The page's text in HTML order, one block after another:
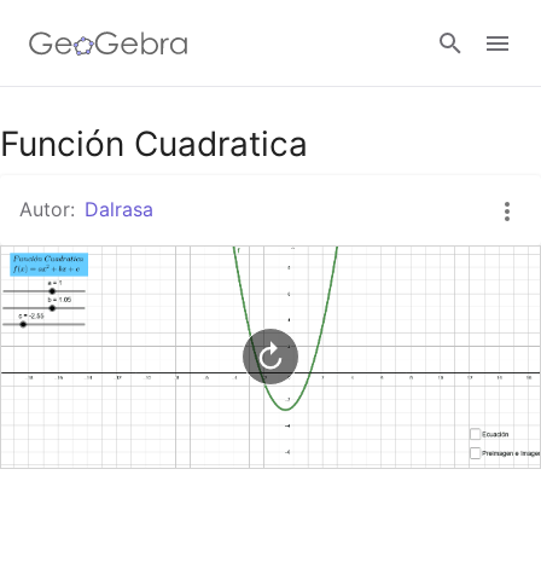
Google Classroom
GeoGebra Classroom
Abrir sesión
Función Cuadratica
Autor: Dalrasa